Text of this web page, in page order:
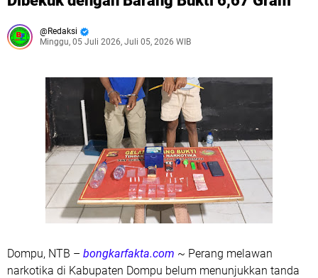
Redaksi
Minggu, 05 Juli 2026, Juli 05, 2026 WIB
Dompu, NTB – bongkarfakta.com ~ Perang melawan
narkotika di Kabupaten Dompu belum menunjukkan tanda